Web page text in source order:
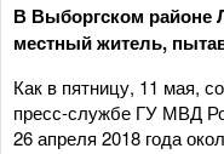
В Выборгском районе
местный житель,
Как в пятницу, 11 мая,
пресс-службе ГУ МВД
26 апреля 2018 года